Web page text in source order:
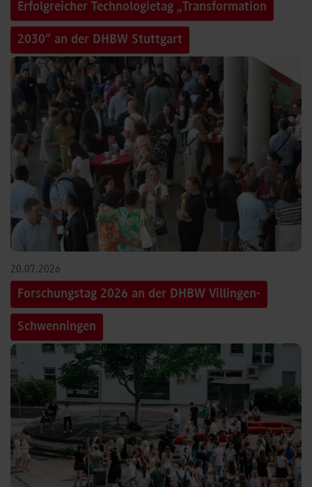
Erfolgreicher Technologietag „Transformation
2030“ an der DHBW Stuttgart
20.07.2026
Forschungstag 2026 an der DHBW Villingen-
Schwenningen